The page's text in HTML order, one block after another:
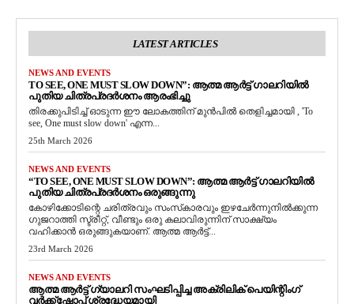
LATEST ARTICLES
NEWS AND EVENTS
TO SEE, ONE MUST SLOW DOWN”: ആത്മ ആർട്ട് ഗാലറിയിൽ
പുതിയ ചിത്രപ്രദർശനം ആരംഭിച്ചു
തിരക്കുപിടിച്ച് ഓടുന്ന ഈ ലോകത്തിന് മുൻപിൽ തെളിച്ചമായി , 'To
see, One must slow down' എന്ന...
25th March 2026
NEWS AND EVENTS
“TO SEE, ONE MUST SLOW DOWN”: ആത്മ ആർട്ട് ഗാലറിയിൽ
പുതിയ ചിത്രപ്രദർശനം ഒരുങ്ങുന്നു
കോഴിക്കോടിന്റെ ചരിത്രവും സംസ്‌കാരവും ഇഴചേർന്നുനിൽക്കുന്ന
ഗുജറാത്തി സ്ട്രീറ്റ്, വീണ്ടും ഒരു കലാവിരുന്നിന് സാക്ഷ്യം
വഹിക്കാൻ ഒരുങ്ങുകയാണ്. ആത്മ ആർട്ട്...
23rd March 2026
NEWS AND EVENTS
ആത്മ ആർട്ട് ഗ്യാലറി സംഘടിപ്പിച്ച അക്രിലിക് പെയിന്റിംഗ്
വർക്ക്‌ഷോപ്പ് ശ്രദ്ധേയമായി